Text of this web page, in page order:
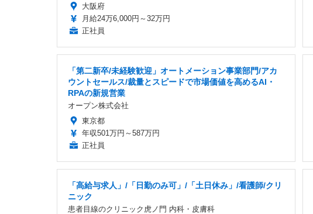
大阪府
月給24万6,000円～32万円
正社員
「第二新卒/未経験歓迎」オートメーション事業部門/アカ
ウントセールス/裁量とスピードで市場価値を高めるAI・
RPAの新規営業
オープン株式会社
東京都
年収501万円～587万円
正社員
「高給与求人」/「日勤のみ可」/「土日休み」/看護師/クリ
ニック
患者目線のクリニック虎ノ門 内科・皮膚科